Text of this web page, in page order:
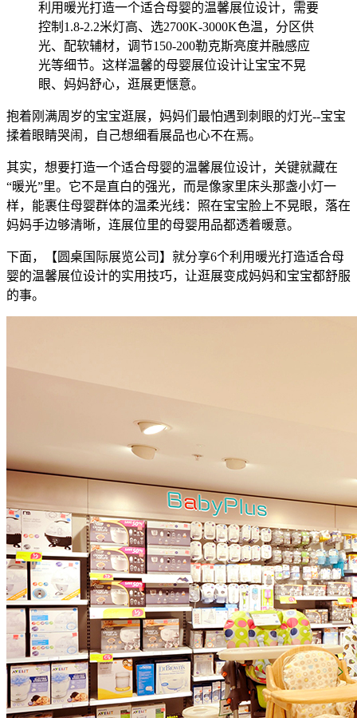
利用暖光打造一个适合母婴的温馨展位设计，需要
控制1.8-2.2米灯高、选2700K-3000K色温，分区供
光、配软辅材，调节150-200勒克斯亮度并融感应
光等细节。这样温馨的母婴展位设计让宝宝不晃
眼、妈妈舒心，逛展更惬意。
抱着刚满周岁的宝宝逛展，妈妈们最怕遇到刺眼的灯光--宝宝
揉着眼睛哭闹，自己想细看展品也心不在焉。
其实，想要打造一个适合母婴的温馨展位设计，关键就藏在
“暖光”里。它不是直白的强光，而是像家里床头那盏小灯一
样，能裹住母婴群体的温柔光线：照在宝宝脸上不晃眼，落在
妈妈手边够清晰，连展位里的母婴用品都透着暖意。
下面，【圆桌国际展览公司】就分享6个利用暖光打造适合母
婴的温馨展位设计的实用技巧，让逛展变成妈妈和宝宝都舒服
的事。